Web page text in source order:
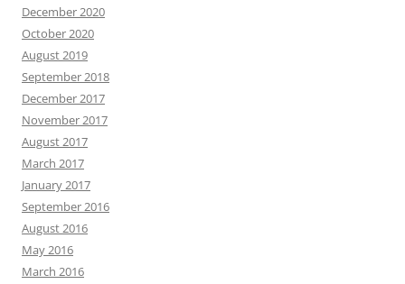
December 2020
October 2020
August 2019
September 2018
December 2017
November 2017
August 2017
March 2017
January 2017
September 2016
August 2016
May 2016
March 2016